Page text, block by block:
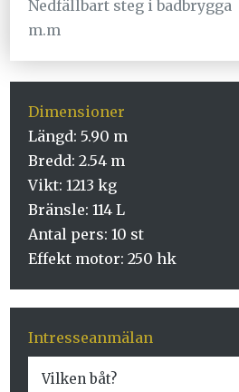
Nedfällbart steg i badbrygga
m.m
Dimensioner
Längd: 5.90 m
Bredd: 2.54 m
Vikt: 1213 kg
Bränsle: 114 L
Antal pers: 10 st
Effekt motor: 250 hk
Intresseanmälan